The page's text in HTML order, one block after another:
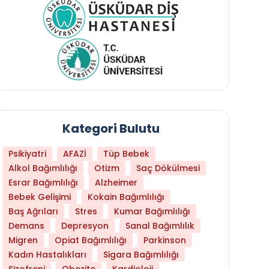
Hangi Yaşta Hangi Testi Yaptırmanız
Kategori Bulutu
Psikiyatri AFAZİ
Tüp Bebek
Alkol Bağımlılığı
Otizm
Saç Dökülmesi
Esrar Bağımlılığı
Alzheimer
Bebek Gelişimi
Kokain Bağımlılığı
Baş Ağrıları
Stres
Kumar Bağımlılığı
Demans
Depresyon
Sanal Bağımlılık
Migren
Opiat Bağımlılığı
Parkinson
Kadın Hastalıkları
Sigara Bağımlılığı